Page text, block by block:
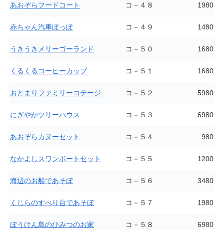
あおぞらフードコート コ－４８ 1980
赤ちゃん汽車ぽっぽ コ－４９ 1480
うきうきメリーゴーランド コ－５０ 1680
くるくるコーヒーカップ コ－５１ 1680
おとまりファミリーコテージ コ－５２ 5980
にぎやかツリーハウス コ－５３ 6980
あおぞらカヌーセット コ－５４ 980
なかよしスワンボートセット コ－５５ 1200
海辺のお船であそぼ コ－５６ 3480
くじらのすべり台であそぼ コ－５７ 1980
ぼうけん島のひみつのお家 コ－５８ 6980